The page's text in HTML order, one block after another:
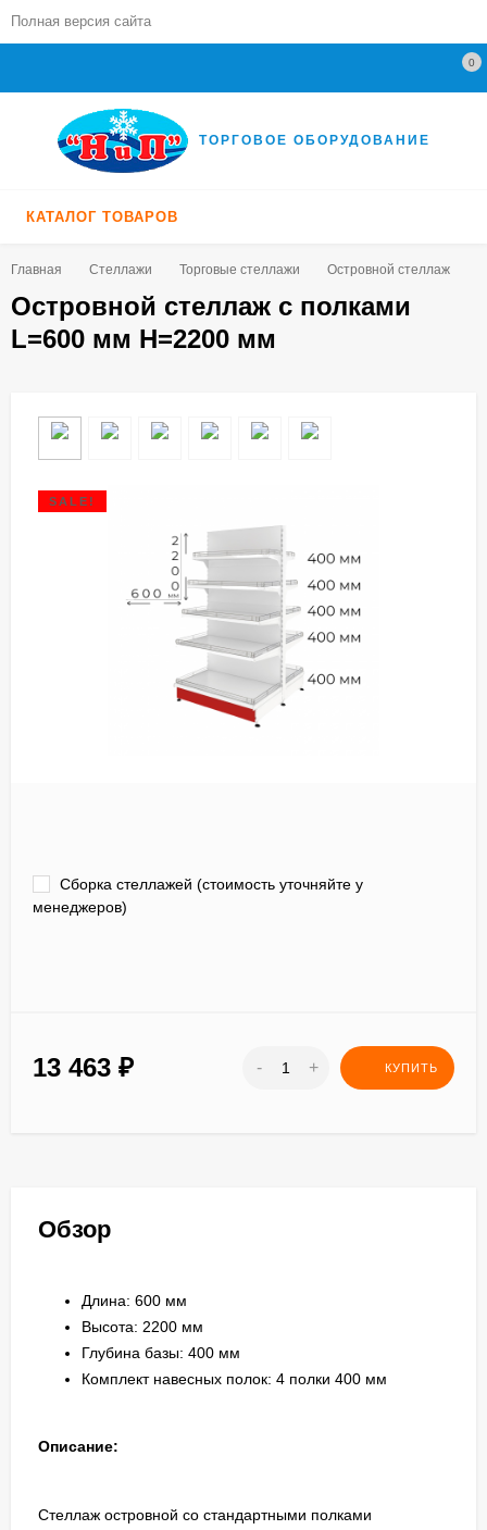
Полная версия сайта
0
ТОРГОВОЕ ОБОРУДОВАНИЕ
КАТАЛОГ ТОВАРОВ
Главная Стеллажи Торговые стеллажи Островной стеллаж
Островной стеллаж с полками
L=600 мм H=2200 мм
SALE!
Сборка стеллажей (стоимость уточняйте у
менеджеров)
13 463 ₽ - + КУПИТЬ
Обзор
Длина: 600 мм
Высота: 2200 мм
Глубина базы: 400 мм
Комплект навесных полок: 4 полки 400 мм
Описание:
Стеллаж островной со стандартными полками